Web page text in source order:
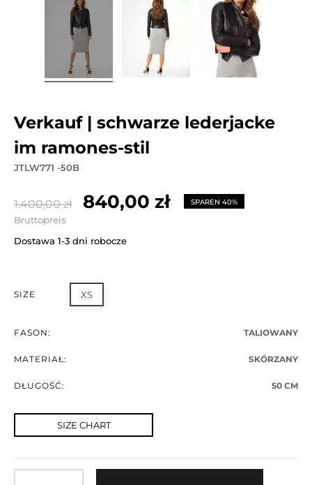
verkauf | schwarze lederjacke
im ramones-stil
JTLW771 -50B
1.400,00 zł 840,00 zł SPAREN 40%
Bruttopreis
Dostawa 1-3 dni robocze
SIZE XS
FASON: TALIOWANY
MATERIAŁ: SKÓRZANY
DŁUGOŚĆ: 50 CM
SIZE CHART